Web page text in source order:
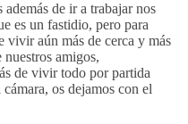
además de ir a trabajar nos
es un fastidio, pero para
vivir aún más de cerca y más
amigos,
de vivir todo por partida
os dejamos con el